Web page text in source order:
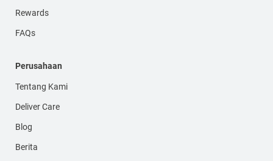
Rewards
FAQs
Perusahaan
Tentang Kami
Deliver Care
Blog
Berita